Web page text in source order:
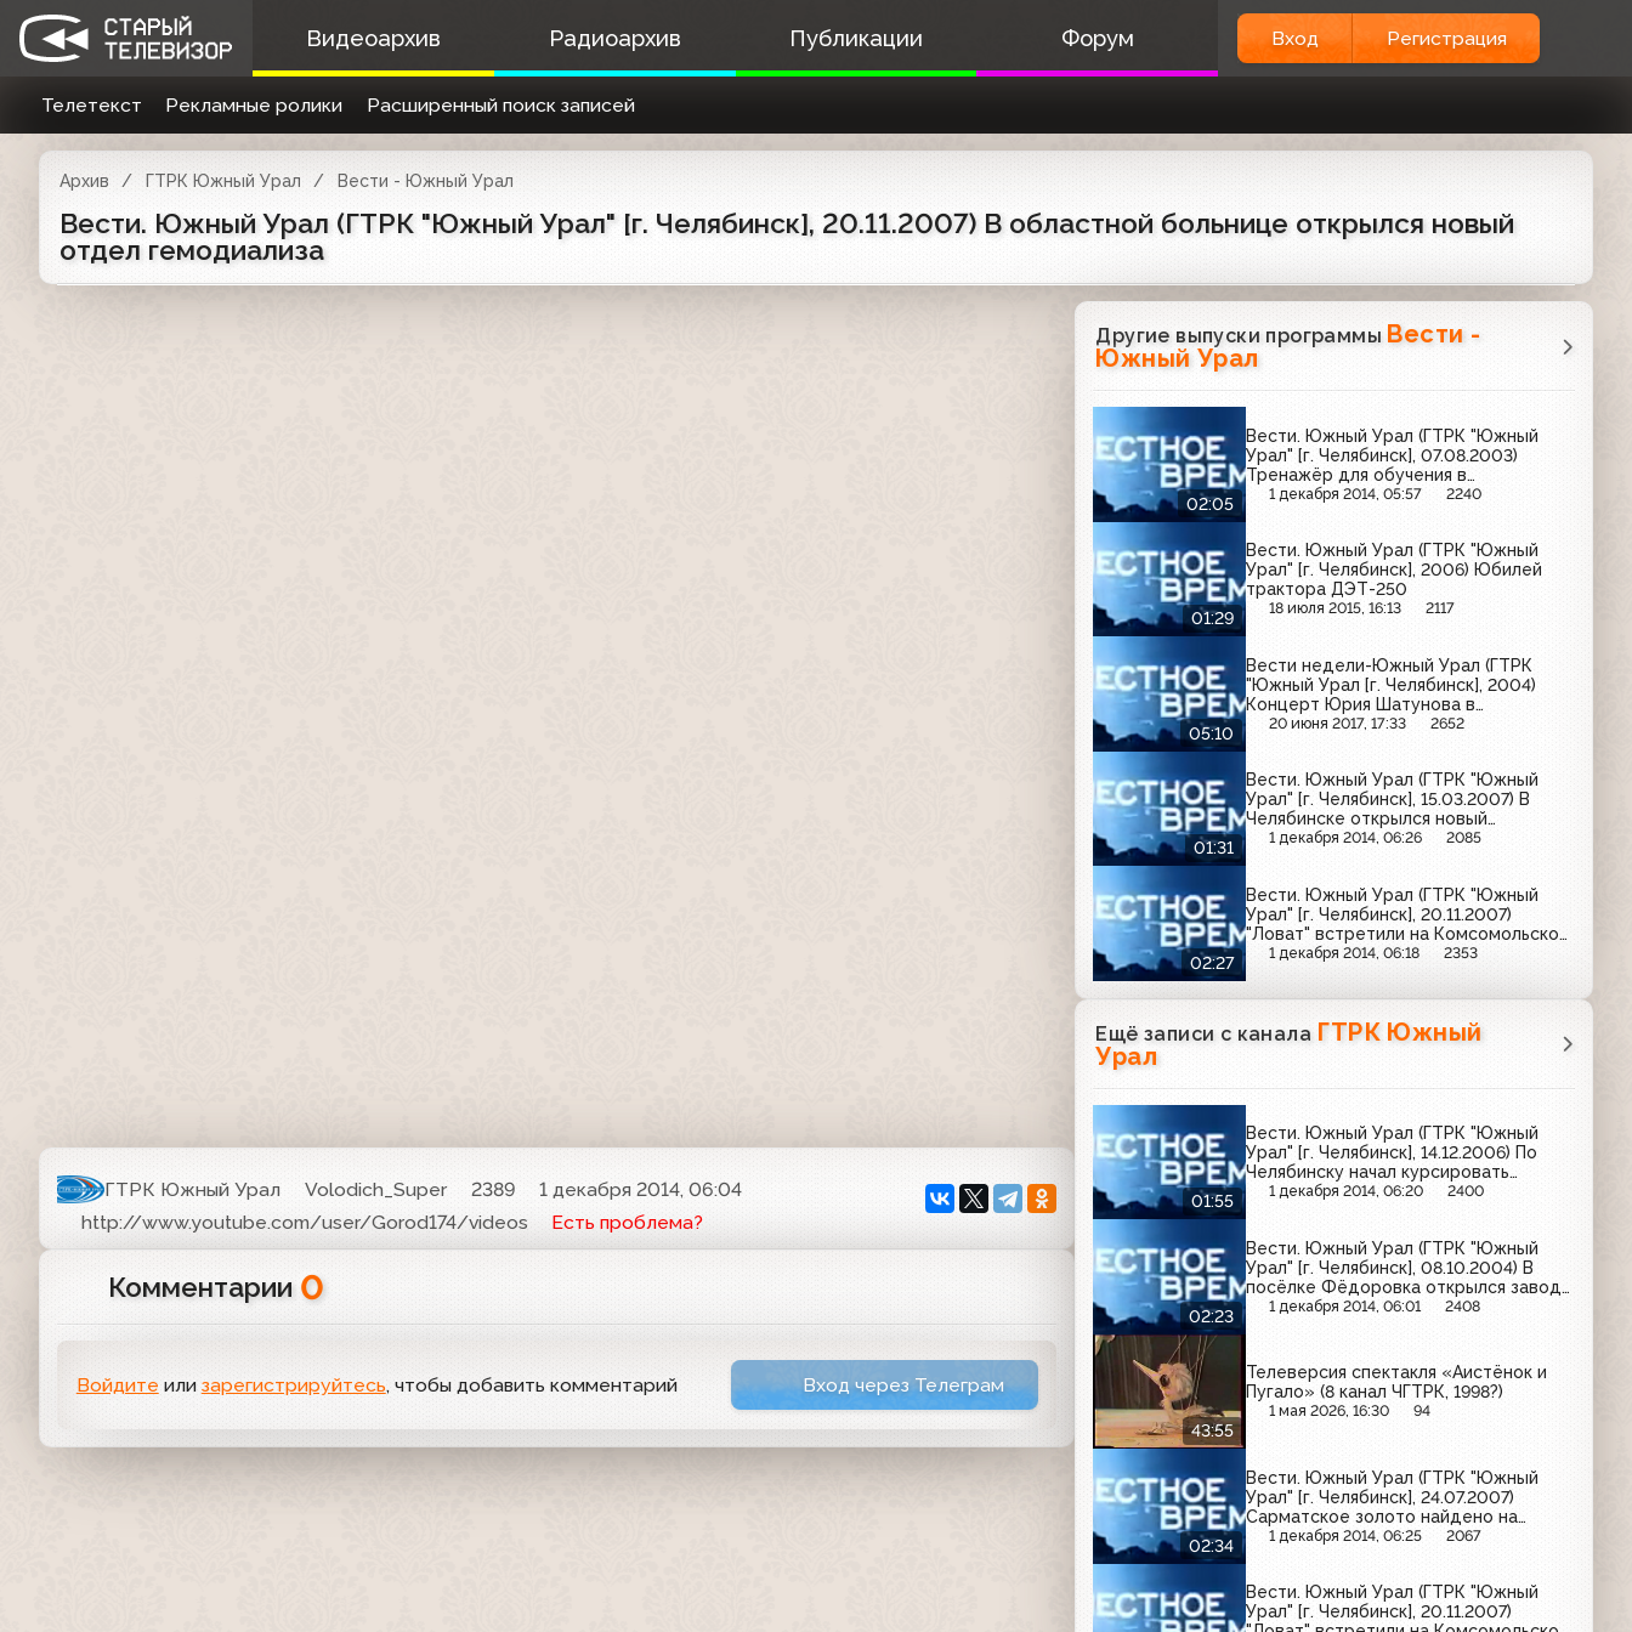
Видеоархив Радиоархив Публикации Форум Вход Регистрация
Телетекст Рекламные ролики Расширенный поиск записей
Архив ГТРК Южный Урал Вести - Южный Урал
Вести. Южный Урал (ГТРК "Южный Урал" [г. Челябинск], 20.11.2007) В областной больнице открылся новый
отдел гемодиализа
ГТРК Южный Урал Volodich_Super 2389
1 декабря 2014, 06:04
http://www.youtube.com/user/Gorod174/videos
Есть проблема?
Комментарии 0
Войдите или зарегистрируйтесь, чтобы добавить комментарий Вход через Телеграм
Другие выпуски программы Вести -
Южный Урал
02:05
Вести. Южный Урал (ГТРК "Южный
Урал" [г. Челябинск], 07.08.2003)
Тренажёр для обучения в
локомотивном депо Челябинска
1 декабря 2014, 05:57 2240
01:29
Вести. Южный Урал (ГТРК "Южный
Урал" [г. Челябинск], 2006) Юбилей
трактора ДЭТ-250
18 июля 2015, 16:13 2117
05:10
Вести недели-Южный Урал (ГТРК
"Южный Урал [г. Челябинск], 2004)
Концерт Юрия Шатунова в
Челябинске
20 июня 2017, 17:33 2652
01:31
Вести. Южный Урал (ГТРК "Южный
Урал" [г. Челябинск], 15.03.2007) В
Челябинске открылся новый
пешеходный мост
1 декабря 2014, 06:26 2085
02:27
Вести. Южный Урал (ГТРК "Южный
Урал" [г. Челябинск], 20.11.2007)
"Ловат" встретили на Комсомольской
площади Челябинска
1 декабря 2014, 06:18 2353
Ещё записи с канала ГТРК Южный
Урал
01:55
Вести. Южный Урал (ГТРК "Южный
Урал" [г. Челябинск], 14.12.2006) По
Челябинску начал курсировать
рельсовый автобус
1 декабря 2014, 06:20 2400
02:23
Вести. Южный Урал (ГТРК "Южный
Урал" [г. Челябинск], 08.10.2004) В
посёлке Фёдоровка открылся завод
по производству минераловатных
1 декабря 2014, 06:01 2408
43:55
Телеверсия спектакля «Аистёнок и
Пугало» (8 канал ЧГТРК, 1998?)
1 мая 2026, 16:30 94
02:34
Вести. Южный Урал (ГТРК "Южный
Урал" [г. Челябинск], 24.07.2007)
Сарматское золото найдено на
Южном Урале
1 декабря 2014, 06:25 2067
Вести. Южный Урал (ГТРК "Южный
Урал" [г. Челябинск], 20.11.2007)